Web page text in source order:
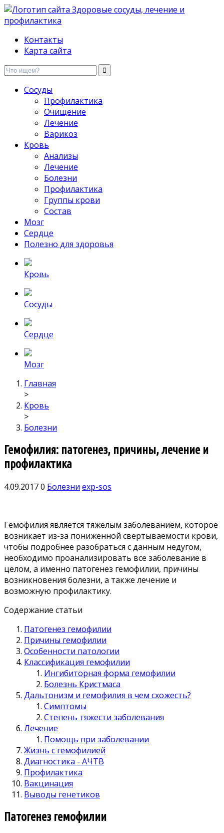
Здоровые сосуды, лечение и профилактика
Контакты
Карта сайта
Сосуды
Профилактика
Очищение
Лечение
Варикоз
Кровь
Анализы
Лечение
Болезни
Профилактика
Группы крови
Состав
Мозг
Сердце
Полезно для здоровья
Кровь
Сосуды
Сердце
Мозг
Главная
>
Кровь
>
Болезни
Гемофилия: патогенез, причины, лечение и
профилактика
4.09.20170 Болезни exp-sos
Гемофилия является тяжелым заболеванием, которое
возникает из-за пониженной свертываемости крови,
чтобы подробнее разобраться с данным недугом,
необходимо проанализировать все заболевание в
целом, а именно патогенез гемофилии, причины
возникновения болезни, а также лечение и
возможную профилактику.
Содержание статьи
Патогенез гемофилии
Причины гемофилии
Особенности патологии
Классификация гемофилии
Ингибиторная форма гемофилии
Болезнь Кристмаса
Дальтонизм и гемофилия в чем схожесть?
Симптомы
Степень тяжести заболевания
Лечение
Помощь при заболевании
Жизнь с гемофилией
Диагностика - АЧТВ
Профилактика
Вакцинация
Выводы генетиков
Патогенез гемофилии